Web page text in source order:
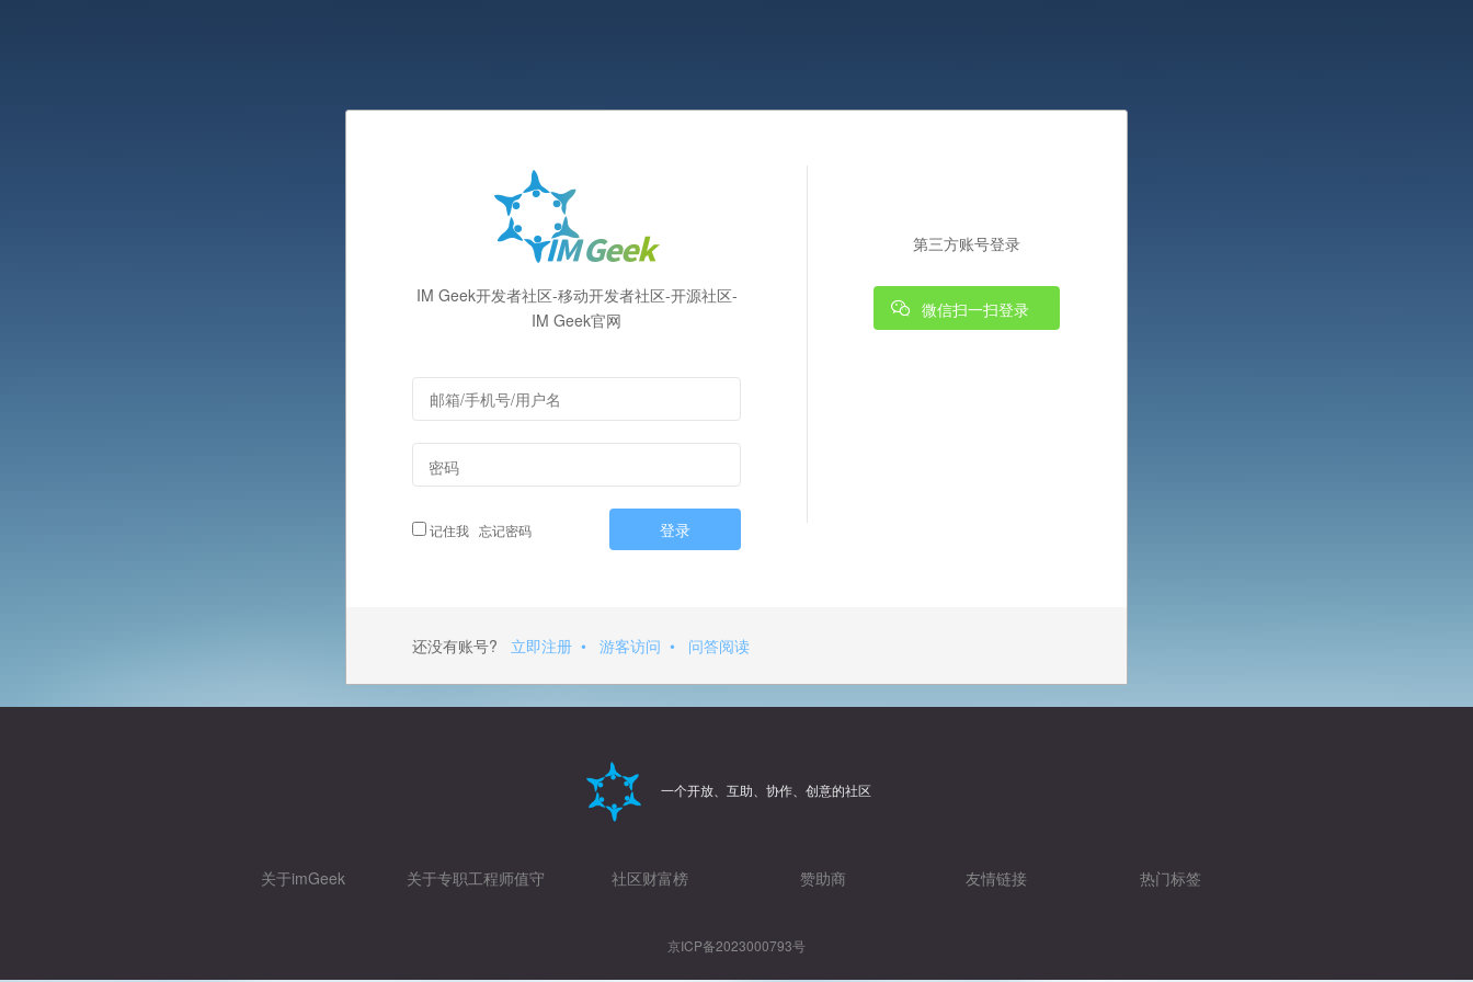
IM Geek开发者社区-移动开发者社区-开源社区-
IM Geek官网
密码
登录
记住我 忘记密码
第三方账号登录
微信扫一扫登录
还没有账号? 立即注册 • 游客访问 • 问答阅读
一个开放、互助、协作、创意的社区
关于imGeek 关于专职工程师值守 社区财富榜 赞助商 友情链接 热门标签
京ICP备2023000793号